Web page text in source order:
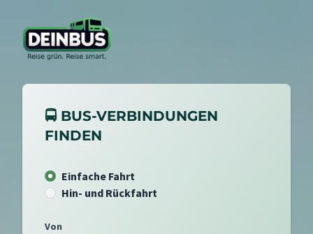
🚍 BUS-VERBINDUNGEN
FINDEN
Einfache Fahrt
Hin- und Rückfahrt
Von